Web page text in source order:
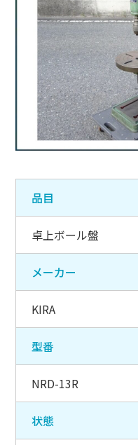
品目
卓上ボール盤
メーカー
KIRA
型番
NRD-13R
状態